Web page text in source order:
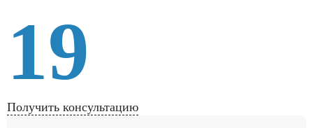
19
Получить консультацию